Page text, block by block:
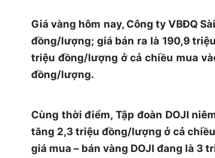
Giá vàng hôm nay, Công ty VBĐQ
đồng/lượng; giá bán ra là 190,9
triệu đồng/lượng ở cả chiều mua
đồng/lượng.
Cùng thời điểm, Tập đoàn DOJI
tăng 2,3 triệu đồng/lượng ở cả
giá mua – bán vàng DOJI đang là 3